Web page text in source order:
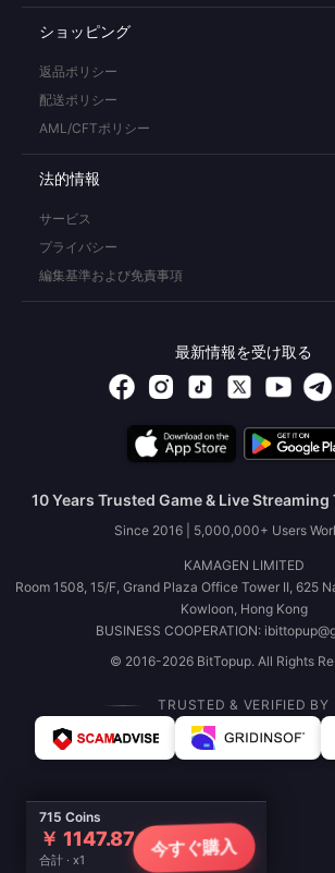
715 Coins
￥ 1147.87
合計 · x1
今すぐ購入
ショッピング
返品ポリシー
配送ポリシー
AML/CFTポリシー
法的情報
サービス
プライバシー
編集基準および免責事項
最新情報を受け取る
10 Years Trusted Game & Live
Since 2016 | 5,000,000+ Users
KAMAGEN LIMITED
Room 1508, 15/F, Grand Plaza Office Tower II, 625
Kowloon, Hong Kong
BUSINESS COOPERATION:
© 2016-2026 BitTopup. All Rights
TRUSTED & VERIFIED BY